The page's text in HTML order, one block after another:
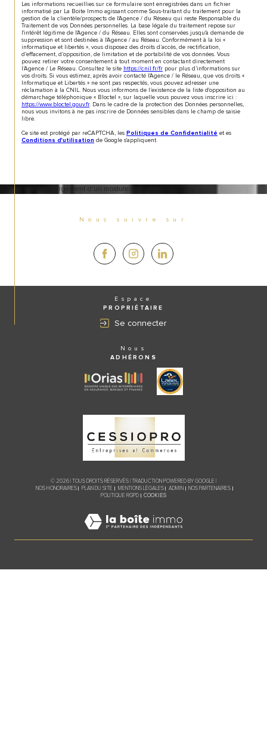
Les informations recueillies sur ce formulaire sont enregistrées dans un fichier
informatisé par La Boite Immo agissant comme Sous-traitant du traitement pour la
gestion de la clientèle/prospects de l'Agence / du Réseau qui reste Responsable du
Traitement de vos Données personnelles. La base légale du traitement repose sur
l'intérêt légitime de l'Agence / du Réseau. Elles sont conservées jusqu'à demande de
suppression et sont destinées à l'Agence / au Réseau. Conformément à la loi «
informatique et libertés », vous disposez des droits d’accès, de rectification,
d’effacement, d’opposition, de limitation et de portabilité de vos données. Vous
pouvez retirer votre consentement à tout moment en contactant directement
l’Agence / Le Réseau. Consultez le site https://cnil.fr/fr pour plus d’informations sur
vos droits. Si vous estimez, après avoir contacté l'Agence / le Réseau, que vos droits «
Informatique et Libertés » ne sont pas respectés, vous pouvez adresser une
réclamation à la CNIL. Nous vous informons de l’existence de la liste d'opposition au
démarchage téléphonique « Bloctel », sur laquelle vous pouvez vous inscrire ici :
https://www.bloctel.gouv.fr. Dans le cadre de la protection des Données personnelles,
nous vous invitons à ne pas inscrire de Données sensibles dans le champ de saisie
libre.
Ce site est protégé par reCAPTCHA, les Politiques de Confidentialité et es
Conditions d'utilisation de Google s'appliquent.
2 -> Erreur de chargement d'un module /.tpl
Nous suivre sur
Espace
PROPRIÉTAIRE
Se connecter
Nous
ADHÉRONS
© 2026 | TOUS DROITS RÉSERVÉS | TRADUCTION POWERED BY GOOGLE |
NOS HONORAIRES
PLAN DU SITE MENTIONS LÉGALES ADMIN
NOS PARTENAIRES
POLITIQUE RGPD
COOKIES